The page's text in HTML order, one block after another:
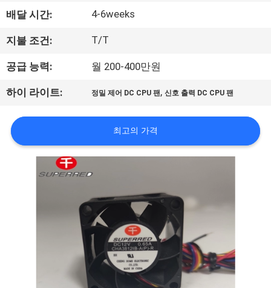
하
여
장
여
행
배달 시간: 4-6weeks
지불 조건: T/T
공급 능력: 월 200-400만원
하이 라이트: 정밀 제어 DC CPU 팬,신호 출력 DC CPU 팬
최고의 가격